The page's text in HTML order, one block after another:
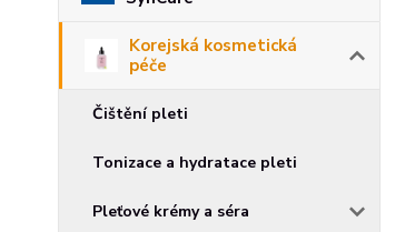
Korejská kosmetická
péče
Čištění pleti
Tonizace a hydratace pleti
Pleťové krémy a séra